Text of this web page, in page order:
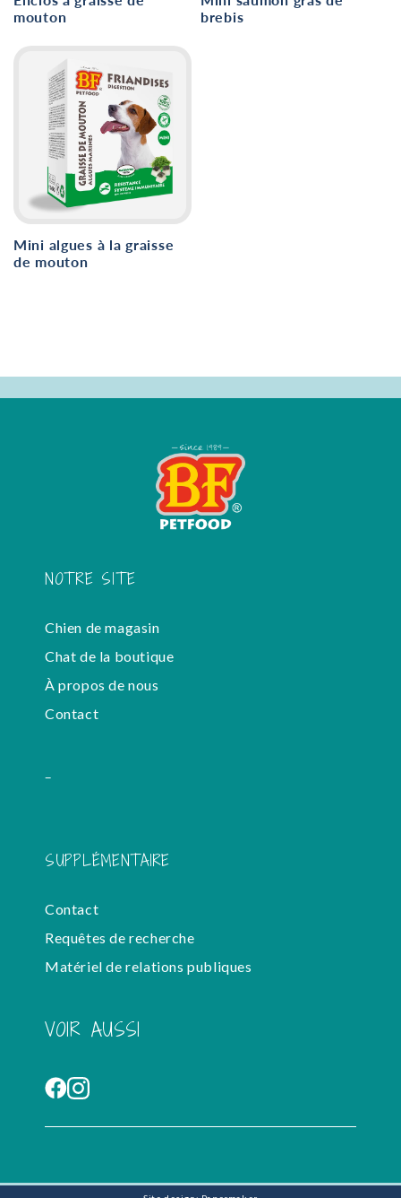
mouton
brebis
Mini algues à la graisse
de mouton
NOTRE SITE
Chien de magasin
Chat de la boutique
À propos de nous
Contact
-
SUPPLÉMENTAIRE
Contact
Requêtes de recherche
Matériel de relations publiques
VOIR AUSSI